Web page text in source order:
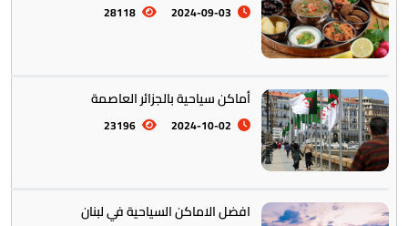
تخطيط الرحلات والتنقل
2024-09-03
28118
أماكن سياحية بالجزائر العاصمة
2024-10-02
23196
افضل الاماكن السياحية في لبنان